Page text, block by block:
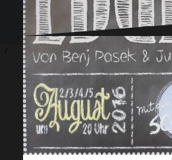
weiterlesen …
Impressum